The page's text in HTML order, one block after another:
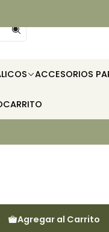
ACCESORIOS
CARRITO
Agregar al Carrito